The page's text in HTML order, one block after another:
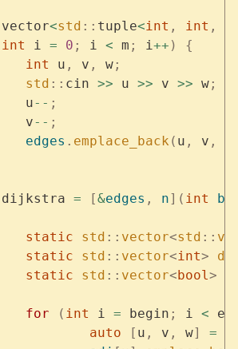
vector<std :: tuple<int , int ,
int i = 0 ; i < m ; i++ )
{
		int
u , v , w;
		std
:: cin >> u >> v >> w;
		u
-- ;
		v
-- ;
		edges
. emplace_back ( u , v ,
dijkstra = [&edges , n]( int
		static
std :: vector<std ::
		static
std :: vector<int>
		static
std :: vector<bool>
		for
( int i = begin ; i <
			auto
[ u , v , w] =